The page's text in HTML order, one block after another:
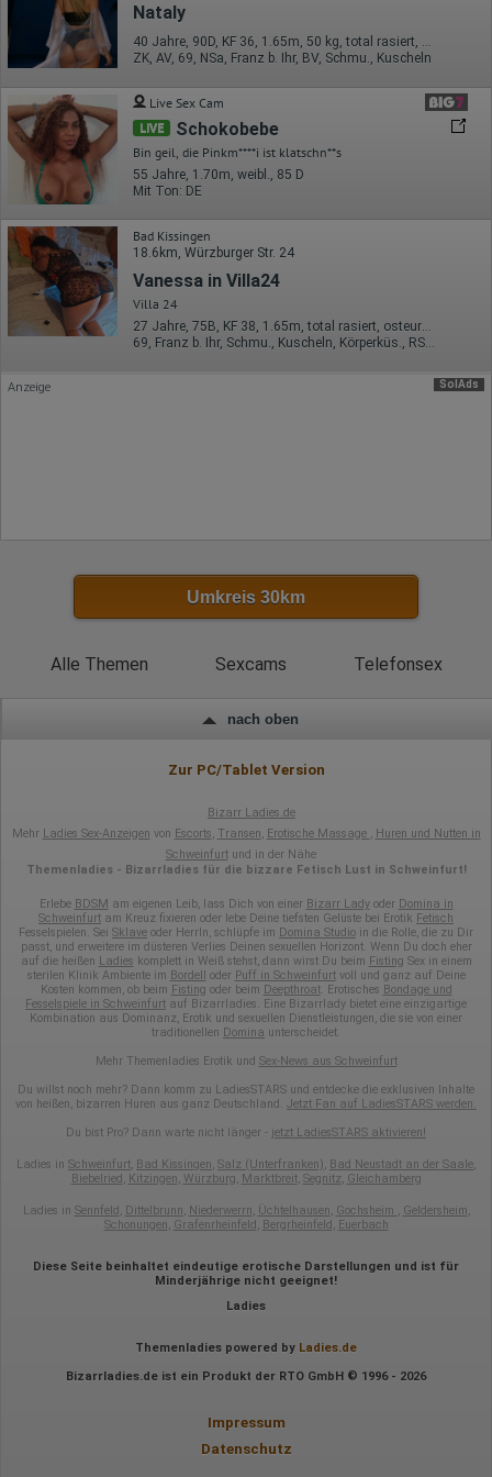
Europäischen Wirtschaftsraum gekürzt, dies bedeutet, dass alle
Daten anonym erhoben werden. Nur in Ausnahmefällen wird die
volle IP-Adresse an einen Server von Google in den USA
übertragen und dort gekürzt. Die von dem Browser des Nutzers
zusammengeführt.
Erhobene Informationen zum Besucherverhalten sind folgende:
Herkunft (Land und Stadt)
Sprache
Betriebssystem
Browser und alle verwendeten Add-ons
Auflösung des Computers
Besucherquelle (Facebook, Suchmaschine oder
verweisende Webseite)
Welche Dateien wurden heruntergeladen?
Welche Videos angeschaut?
Wurden Werbebanner angeklickt?
Wohin ging der Besucher? Klickte er auf weitere Seiten des
Wie lange blieb der Besucher?
auch im Rahmen von Umfragen und Feedbackfunktionen, die
Informationen verarbeiten.
Herausgeber:
Erhobene Daten:
Datum und Uhrzeit des Besuchs
Geografischer Standort
Mausbewegungen
Eindeutige Gerätekennung
Sprachinformationen
Gerätebestriebssystem
Klicks
Domain-Name
Eindeutige Benutzerkennung
Antworten auf Umfragen
Ort der Verarbeitung:
Europäische Union
Rechtliche Grundlage der Verarbeitung
Art. 6 Abs. 1 S. 1 lit. a DSGVO
Nataly
40 Jahre, 90D, KF 36, 1.65m, 50 kg, total rasiert, Latina
ZK, AV, 69, NSa, Franz b. Ihr, BV, Schmu., Kuscheln
Live Sex Cam
LIVE Schokobebe
Bin geil, die Pinkm****i ist klatschn**s
55 Jahre, 1.70m, weibl., 85 D
Mit Ton: DE
Bad Kissingen
18.6km, Würzburger Str. 24
Vanessa in Villa24
Villa 24
27 Jahre, 75B, KF 38, 1.65m, total rasiert, osteuropäisch
69, Franz b. Ihr, Schmu., Kuscheln, Körperküs., RS, FE
SolAds
Anzeige
Umkreis 30km
Alle Themen Sexcams Telefonsex
nach oben
Zur PC/Tablet Version
Bizarr Ladies.de
Mehr Ladies Sex-Anzeigen von Escorts, Transen, Erotische Massage , Huren und Nutten in
Schweinfurtund in der Nähe
Themenladies - Bizarrladies für die bizzare Fetisch Lust in Schweinfurt!
Erlebe BDSM am eigenen Leib, lass Dich von einer Bizarr Ladyoder Domina in
Schweinfurt am Kreuz fixieren oder lebe Deine tiefsten Gelüste bei Erotik Fetisch
Fesselspielen. Sei Sklave oder HerrIn, schlüpfe im Domina Studio in die Rolle, die zu Dir
passt, und erweitere im düsteren Verlies Deinen sexuellen Horizont. Wenn Du doch eher
auf die heißen Ladies komplett in Weiß stehst, dann wirst Du beim Fisting Sex in einem
sterilen Klinik Ambiente im Bordell oder Puff in Schweinfurtvoll und ganz auf Deine
Kosten kommen, ob beim Fisting oder beim Deepthroat. Erotisches Bondage und
Fesselspiele in Schweinfurt auf Bizarrladies. Eine Bizarrlady bietet eine einzigartige
Kombination aus Dominanz, Erotik und sexuellen Dienstleistungen, die sie von einer
traditionellen Domina unterscheidet.
Mehr Themenladies Erotik und Sex-News aus Schweinfurt
Du willst noch mehr? Dann komm zu LadiesSTARS und entdecke die exklusiven Inhalte
von heißen, bizarren Huren aus ganz Deutschland. Jetzt Fan auf LadiesSTARS werden.
Du bist Pro? Dann warte nicht länger - jetzt LadiesSTARS aktivieren!
Ladies in Schweinfurt, Bad Kissingen, Salz (Unterfranken), Bad Neustadt an der Saale,
Biebelried , Kitzingen, Würzburg, Marktbreit, Segnitz, Gleichamberg
Ladies in Sennfeld , Dittelbrunn, Niederwerrn, Üchtelhausen, Gochsheim , Geldersheim,
Schonungen, Grafenrheinfeld , Bergrheinfeld , Euerbach
Diese Seite beinhaltet eindeutige erotische Darstellungen und ist für
Minderjährige nicht geeignet!
Ladies
Themenladies powered by Ladies.de
Bizarrladies.de ist ein Produkt der RTO GmbH © 1996 - 2026
Impressum
Datenschutz